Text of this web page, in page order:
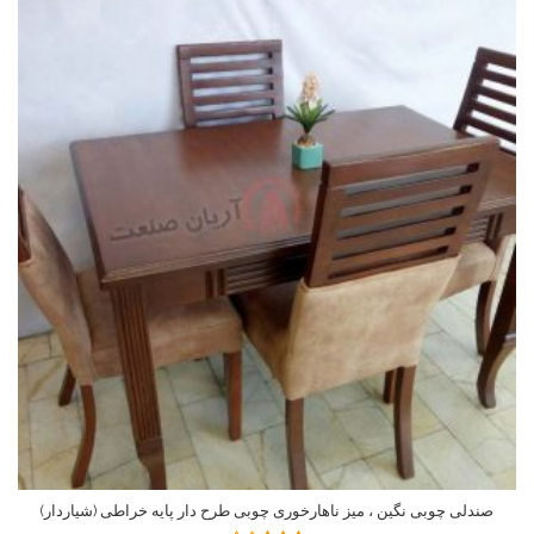
صندلی چوبی نگین ، میز ناهارخوری چوبی طرح دار پایه خراطی (شیاردار)